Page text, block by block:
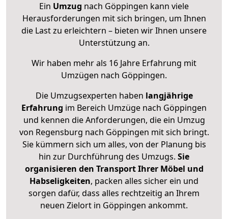
Ein Umzug nach Göppingen kann viele
Herausforderungen mit sich bringen, um Ihnen
die Last zu erleichtern – bieten wir Ihnen unsere
Unterstützung an.
Wir haben mehr als 16 Jahre Erfahrung mit
Umzügen nach Göppingen.
Die Umzugsexperten haben langjährige
Erfahrung im Bereich Umzüge nach Göppingen
und kennen die Anforderungen, die ein Umzug
von Regensburg nach Göppingen mit sich bringt.
Sie kümmern sich um alles, von der Planung bis
hin zur Durchführung des Umzugs. Sie
organisieren den Transport Ihrer Möbel und
Habseligkeiten, packen alles sicher ein und
sorgen dafür, dass alles rechtzeitig an Ihrem
neuen Zielort in Göppingen ankommt.